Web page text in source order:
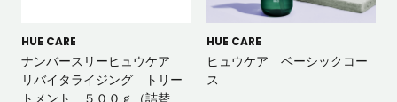
HUE CARE
ナンバースリーヒュウケア
リバイタライジング トリー
トメント ５００ｇ（詰替
HUE CARE
ヒュウケア ベーシックコー
ス